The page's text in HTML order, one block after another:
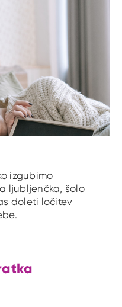
izgubimo
ljubljenčka, šolo
doleti ločitev